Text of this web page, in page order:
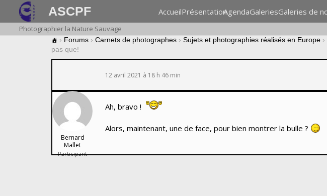
ASCPF AccueilPrésentationAgendaGaleriesGaleries de
Photographier la Nature Sauvage
› Forums › Carnets de photographes › Sujets et photographies réalisés en Europe ›
pas que!
12 avril 2021 à 18 h 46 min
Bernard
Mallet
Participant
Ah, bravo !
Alors, maintenant, une de face, pour bien montrer la bulle ?